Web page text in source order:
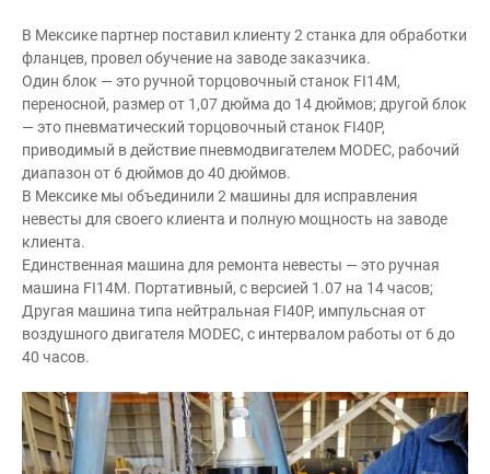
В Мексике партнер поставил клиенту 2 станка для обработки
фланцев, провел обучение на заводе заказчика.
Один блок — это ручной торцовочный станок FI14M,
переносной, размер от 1,07 дюйма до 14 дюймов; другой блок
— это пневматический торцовочный станок FI40P,
приводимый в действие пневмодвигателем MODEC, рабочий
диапазон от 6 дюймов до 40 дюймов.
В Мексике мы объединили 2 машины для исправления
невесты для своего клиента и полную мощность на заводе
клиента.
Единственная машина для ремонта невесты — это ручная
машина FI14M. Портативный, с версией 1.07 на 14 часов;
Другая машина типа нейтральная FI40P, импульсная от
воздушного двигателя MODEC, с интервалом работы от 6 до
40 часов.